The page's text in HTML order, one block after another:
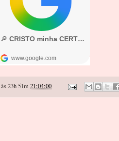
às 23h 51m21:04:00